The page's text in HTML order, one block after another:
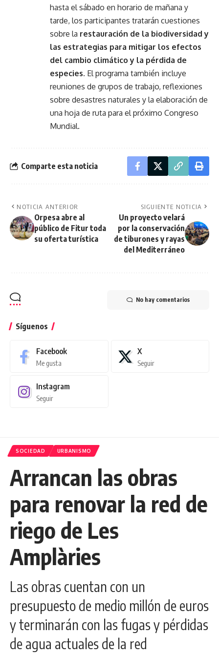
hasta el sábado en horario de mañana y
tarde, los participantes tratarán cuestiones
sobre la restauración de la biodiversidad y
las estrategias para mitigar los efectos
del cambio climático y la pérdida de
especies. El programa también incluye
reuniones de grupos de trabajo, reflexiones
sobre desastres naturales y la elaboración de
una hoja de ruta para el próximo Congreso
Mundial.
Comparte esta noticia
NOTICIA ANTERIOR
Orpesa abre al
público de Fitur toda
su oferta turística
SIGUIENTE NOTICIA
Un proyecto velará
por la conservación
de tiburones y rayas
del Mediterráneo
No hay comentarios
Síguenos
Facebook
Me gusta
X
Seguir
Instagram
Seguir
SOCIEDAD URBANISMO
Arrancan las obras
para renovar la red de
riego de Les
Amplàries
Las obras cuentan con un
presupuesto de medio millón de euros
y terminarán con las fugas y pérdidas
de agua actuales de la red